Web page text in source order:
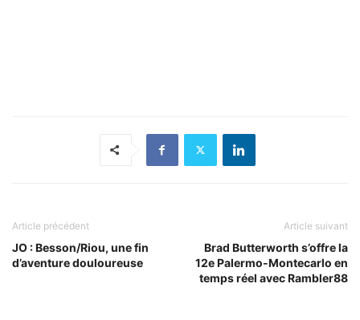
Article précédent
JO : Besson/Riou, une fin
d’aventure douloureuse
Article suivant
Brad Butterworth s’offre la
12e Palermo-Montecarlo en
temps réel avec Rambler88